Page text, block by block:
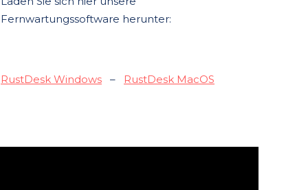
Fernwartungssoftware herunter:
RustDesk Windows – RustDesk MacOS